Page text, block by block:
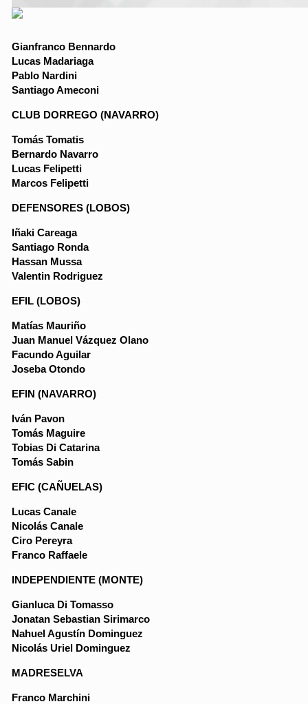
Gianfranco Bennardo
Lucas Madariaga
Pablo Nardini
Santiago Ameconi
CLUB DORREGO (NAVARRO)
Tomás Tomatis
Bernardo Navarro
Lucas Felipetti
Marcos Felipetti
DEFENSORES (LOBOS)
Iñaki Careaga
Santiago Ronda
Hassan Mussa
Valentin Rodriguez
EFIL (LOBOS)
Matías Mauriño
Juan Manuel Vázquez Olano
Facundo Aguilar
Joseba Otondo
EFIN (NAVARRO)
Iván Pavon
Tomás Maguire
Tobias Di Catarina
Tomás Sabin
EFIC (CAÑUELAS)
Lucas Canale
Nicolás Canale
Ciro Pereyra
Franco Raffaele
INDEPENDIENTE (MONTE)
Gianluca Di Tomasso
Jonatan Sebastian Sirimarco
Nahuel Agustín Dominguez
Nicolás Uriel Dominguez
MADRESELVA
Franco Marchini